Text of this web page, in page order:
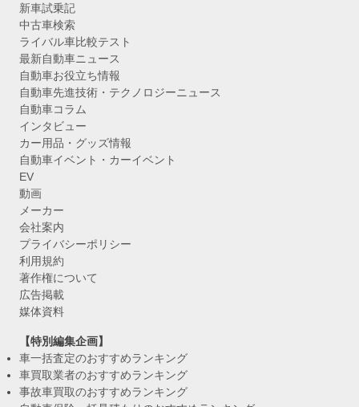
新車試乗記
中古車検索
ライバル車比較テスト
最新自動車ニュース
自動車お役立ち情報
自動車先進技術・テクノロジーニュース
自動車コラム
インタビュー
カー用品・グッズ情報
自動車イベント・カーイベント
EV
動画
メーカー
会社案内
プライバシーポリシー
利用規約
著作権について
広告掲載
媒体資料
【特別編集企画】
車一括査定のおすすめランキング
車買取業者のおすすめランキング
事故車買取のおすすめランキング